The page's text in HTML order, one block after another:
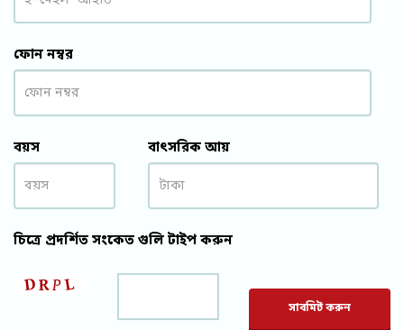
ফোন নম্বর
বয়স বাৎসরিক আয়
চিত্রে প্রদর্শিত সংকেত গুলি টাইপ করুন